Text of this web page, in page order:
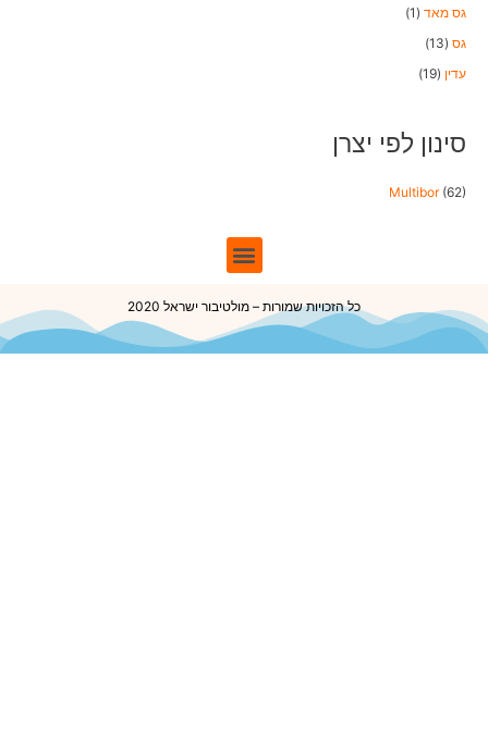
גס מאד (1)
גס (13)
עדין (19)
סינון לפי יצרן
Multibor (62)
כל הזכויות שמורות – מולטיבור ישראל 2020